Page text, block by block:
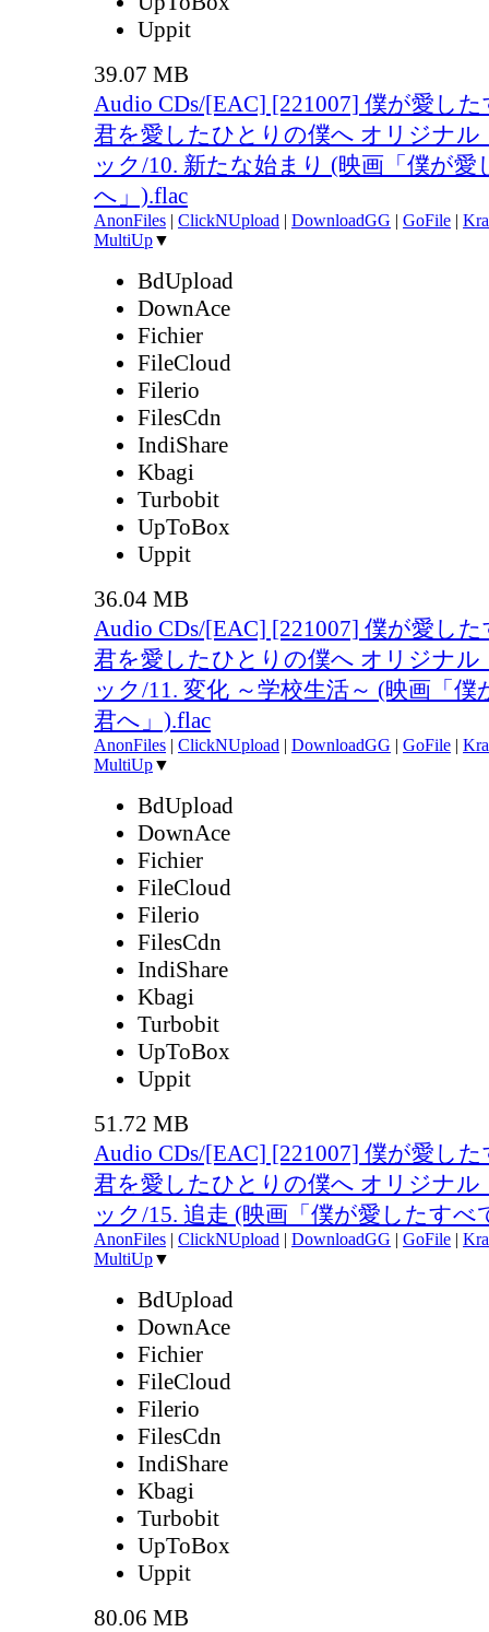
Uppit
39.07 MB
Audio CDs/[EAC] [221007] 僕が愛し
君を愛したひとりの僕へ オリジナ
ック/10. 新たな始まり (映画「僕が
へ」).flac
AnonFiles | ClickNUpload | DownloadGG | GoFile |
MultiUp▼
BdUpload
DownAce
Fichier
FileCloud
Filerio
FilesCdn
IndiShare
Kbagi
Turbobit
UpToBox
Uppit
36.04 MB
Audio CDs/[EAC] [221007] 僕が愛し
君を愛したひとりの僕へ オリジナ
ック/11. 変化 ～学校生活～ (映画「
君へ」).flac
AnonFiles | ClickNUpload | DownloadGG | GoFile |
MultiUp▼
BdUpload
DownAce
Fichier
FileCloud
Filerio
FilesCdn
IndiShare
Kbagi
Turbobit
UpToBox
Uppit
51.72 MB
Audio CDs/[EAC] [221007] 僕が愛し
君を愛したひとりの僕へ オリジナ
ック/15. 追走 (映画「僕が愛したすべ
AnonFiles | ClickNUpload | DownloadGG | GoFile |
MultiUp▼
BdUpload
DownAce
Fichier
FileCloud
Filerio
FilesCdn
IndiShare
Kbagi
Turbobit
UpToBox
Uppit
80.06 MB